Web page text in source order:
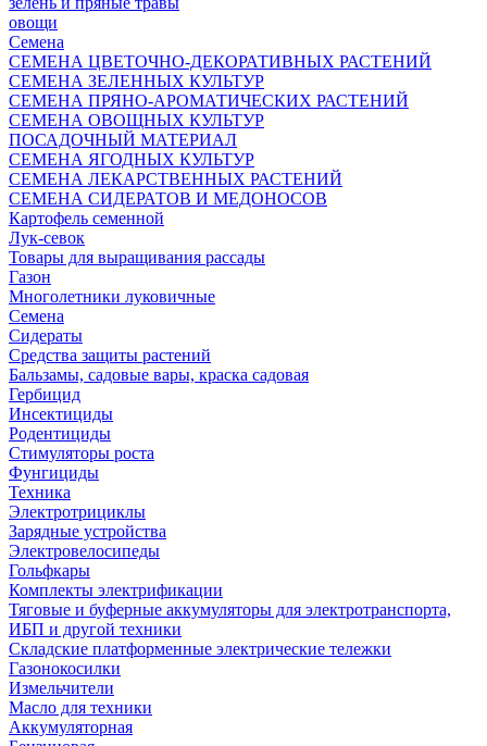
овощи
Семена
СЕМЕНА ЦВЕТОЧНО-ДЕКОРАТИВНЫХ РАСТЕНИЙ
СЕМЕНА ЗЕЛЕННЫХ КУЛЬТУР
СЕМЕНА ПРЯНО-АРОМАТИЧЕСКИХ РАСТЕНИЙ
СЕМЕНА ОВОЩНЫХ КУЛЬТУР
ПОСАДОЧНЫЙ МАТЕРИАЛ
СЕМЕНА ЯГОДНЫХ КУЛЬТУР
СЕМЕНА ЛЕКАРСТВЕННЫХ РАСТЕНИЙ
СЕМЕНА СИДЕРАТОВ И МЕДОНОСОВ
Картофель семенной
Лук-севок
Товары для выращивания рассады
Газон
Многолетники луковичные
Семена
Сидераты
Средства защиты растений
Бальзамы, садовые вары, краска садовая
Гербицид
Инсектициды
Родентициды
Стимуляторы роста
Фунгициды
Техника
Электротрициклы
Зарядные устройства
Электровелосипеды
Гольфкары
Комплекты электрификации
Тяговые и буферные аккумуляторы для электротранспорта,
ИБП и другой техники
Складские платформенные электрические тележки
Газонокосилки
Измельчители
Масло для техники
Аккумуляторная